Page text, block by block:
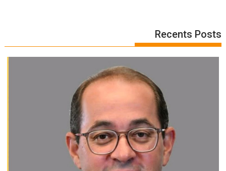
Recents Posts